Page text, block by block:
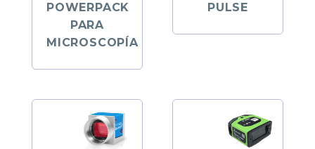
POWERPACK
PARA
MICROSCOPÍA
PULSE